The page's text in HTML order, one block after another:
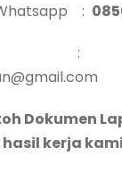
:
:
Dokumen
kerja